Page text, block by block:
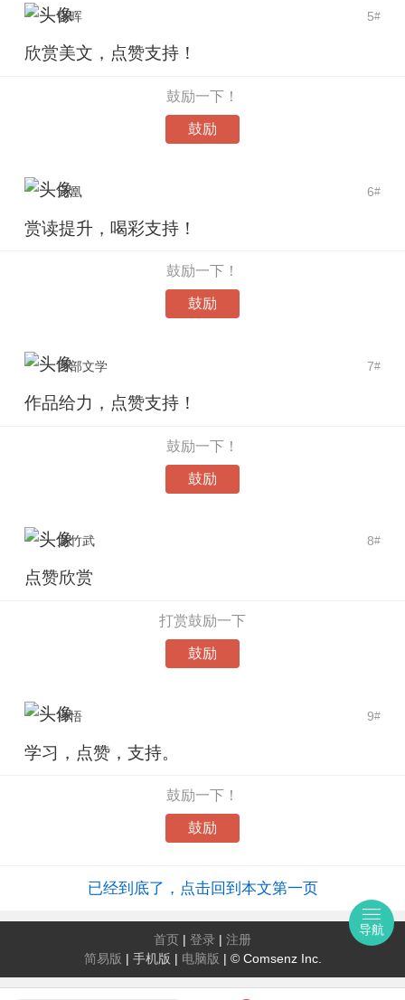
5#
张晖
欣赏美文，点赞支持！
鼓励一下！
鼓励
6#
元凰
赏读提升，喝彩支持！
鼓励一下！
鼓励
7#
西部文学
作品给力，点赞支持！
鼓励一下！
鼓励
8#
龙竹武
点赞欣赏
打赏鼓励一下
鼓励
9#
禅悟
学习，点赞，支持。
鼓励一下！
鼓励
已经到底了，点击回到本文第一页
首页 | 登录 | 注册
简易版 | 手机版 | 电脑版 | © Comsenz Inc.
导航